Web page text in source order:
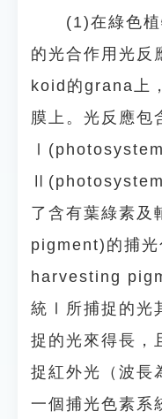
(1)在綠色植
的光合作用光
koid的grana上
膜上。光反應
了含有葉綠素
pigment)的捕
harvesting
統Ⅰ所捕捉的光
捉的光來得長
捉紅外光（波長
一個捕光色素系